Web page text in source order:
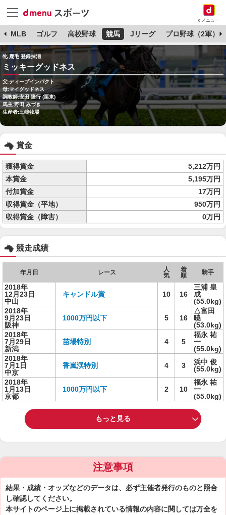
dメニュー
MLB ゴルフ 高校野球 競馬 Jリーグ プロ野球（2軍）
牝 鹿毛 登録抹消
ミッキーグッドネス
父:ディープインパクト
母:マイグッドネス
調教師:安田 隆行 (栗東)
馬主:野田 みづき
生産者:三嶋牧場
賞金
獲得賞金
5,212万円
本賞金
5,195万円
付加賞金
17万円
収得賞金（平地）
950万円
収得賞金（障害）
0万円
競走成績
年月日 レース
人
気
着
順
騎手
2018年
12月23日
中山
キャンドル賞 10 16
三浦 皇
成
(55.0kg)
2018年
9月23日
阪神
1000万円以下 5 16
△富田
暁
(53.0kg)
2018年
7月29日
新潟
苗場特別 4 5
福永 祐
一
(55.0kg)
2018年
7月1日
中京
香嵐渓特別 4 3
浜中 俊
(55.0kg)
2018年
1月13日
京都
1000万円以下 2 10
福永 祐
一
(55.0kg)
もっと見る
注意事項
結果・成績・オッズなどのデータは、必ず主催者発行のものと照合
し確認してください。
本サイトのページ上に掲載されている情報の内容に関しては万全を